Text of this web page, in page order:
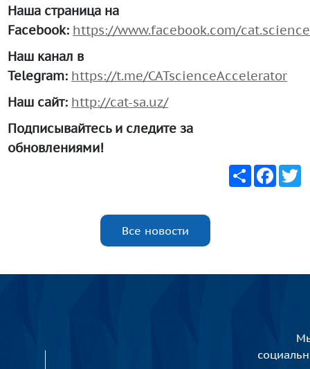
Наша страница на
Facebook: https://www.facebook.com/
Наш канал в
Telegram: https://t.me/CATscienceAccelerator
Наш сайт: http://cat-sa.uz/
Подписывайтесь и следите за
обновлениями!
Share
Все новости